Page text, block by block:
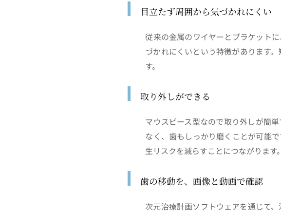
目立たず周囲から気づかれにくい
従来の金属のワイヤーとブラケット
づかれにくいという特徴があります
す。
取り外しができる
マウスピース型なので取り外しが簡
なく、歯もしっかり磨くことが可能
生リスクを減らすことにつながります。
歯の移動を、画像と動画で確認
次元治療計画ソフトウェアを通じて